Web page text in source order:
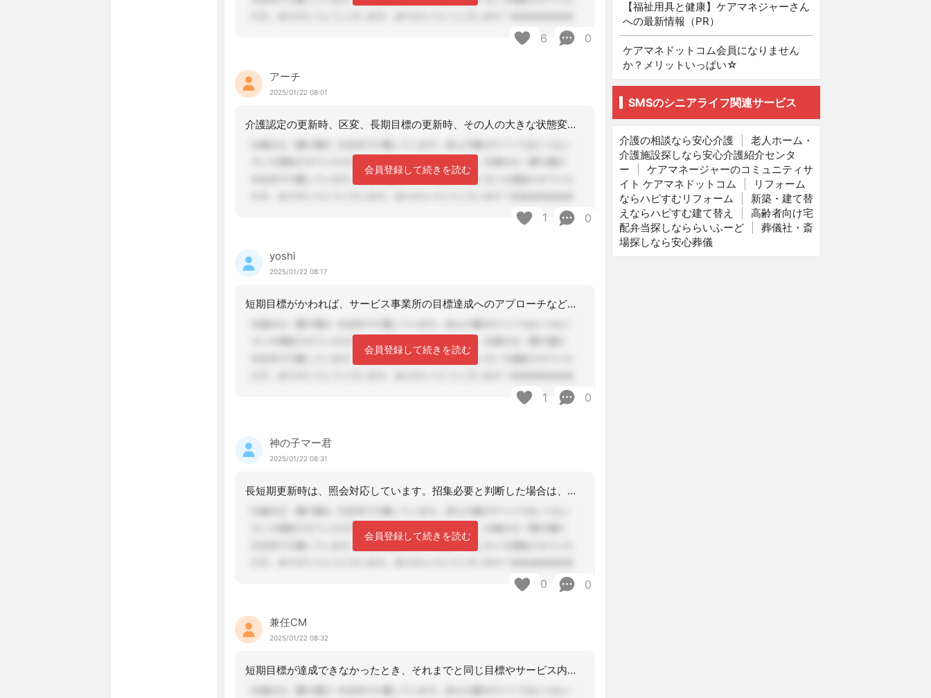
6 0
アーチ
2025/01/22 08:01
介護認定の更新時、区変、長期目標の更新時、その人の大きな状態変化に伴うサービスの
会員登録して続きを読む
1 0
yoshi
2025/01/22 08:17
短期目標がかわれば、サービス事業所の目標達成へのアプローチなども変更するかと思い
会員登録して続きを読む
1 0
神の子マー君
2025/01/22 08:31
長短期更新時は、照会対応しています。招集必要と判断した場合は、自宅で開催します。
会員登録して続きを読む
0 0
兼任CM
2025/01/22 08:32
短期目標が達成できなかったとき、それまでと同じ目標やサービス内容で支援を続けてい
【福祉用具と健康】ケアマネジャーさん
への最新情報（PR）
ケアマネドットコム会員になりません
か？メリットいっぱい☆
SMSのシニアライフ関連サービス
介護の相談なら安心介護
老人ホーム・
介護施設探しなら安心介護紹介センタ
ー
ケアマネージャーのコミュニティサ
イト ケアマネドットコム
リフォーム
ならハピすむリフォーム
新築・建て替
えならハピすむ建て替え
高齢者向け宅
配弁当探しなららいふーど
葬儀社・斎
場探しなら安心葬儀